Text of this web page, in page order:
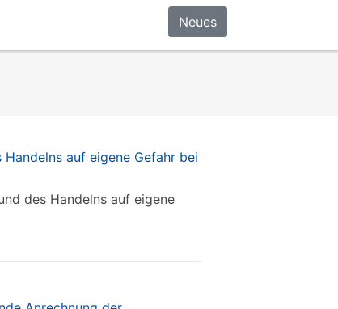
Neues
auf eigene Gefahr bei
des Handelns auf eigene